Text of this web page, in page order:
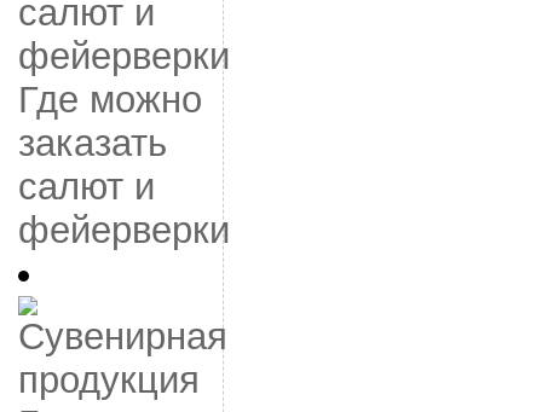
Где можно
заказать
салют и
фейерверки